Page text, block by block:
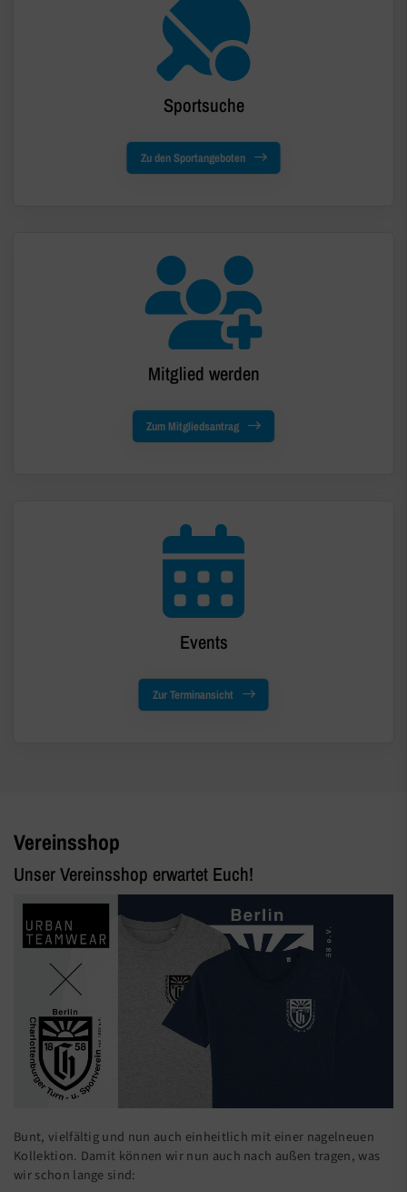
Sportsuche
Zu den Sportangeboten
Mitglied werden
Zum Mitgliedsantrag
Events
Zur Terminansicht
Vereinsshop
Unser Vereinsshop erwartet Euch!
Bunt, vielfältig und nun auch einheitlich mit einer nagelneuen
Kollektion. Damit können wir nun auch nach außen tragen, was
wir schon lange sind: